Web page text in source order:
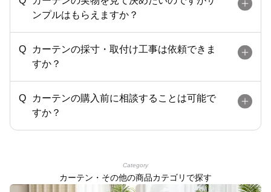
ンプルはもらえますか？
カーテンの採寸・取付け工事は依頼できま
すか？
カーテンの購入前に相談することは可能で
すか？
Category
カーテン・その他の商品カテゴリで探す